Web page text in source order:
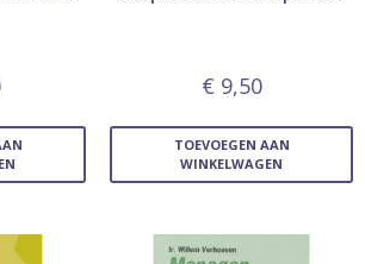
€ 9,50
TOEVOEGEN AAN
WINKELWAGEN